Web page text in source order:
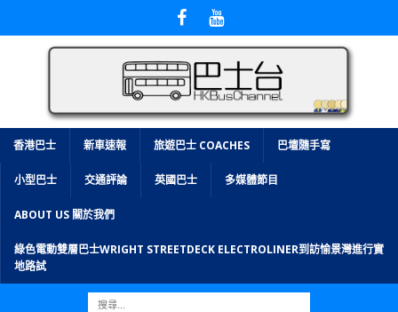
香港巴士 新車速報 旅遊巴士 COACHES 巴壇隨手寫
小型巴士 交通評論 英國巴士 多媒體節目
ABOUT US 關於我們
綠色電動雙層巴士WRIGHT STREETDECK ELECTROLINER到訪愉景灣進行實
地路試